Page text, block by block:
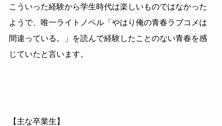
こういった経験から学生時代は楽しいものではなかった
ようで、唯一ライトノベル「やはり俺の青春ラブコメは
間違っている。」を読んで経験したことのない青春を感
じていたと言います。
【主な卒業生】